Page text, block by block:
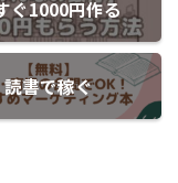
ぐ1000円作る
読書で稼ぐ